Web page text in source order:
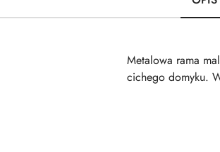
Metalowa rama
cichego domyku.